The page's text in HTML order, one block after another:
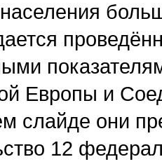
Европы и
слайде они
12